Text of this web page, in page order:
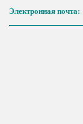
Электронная почта: